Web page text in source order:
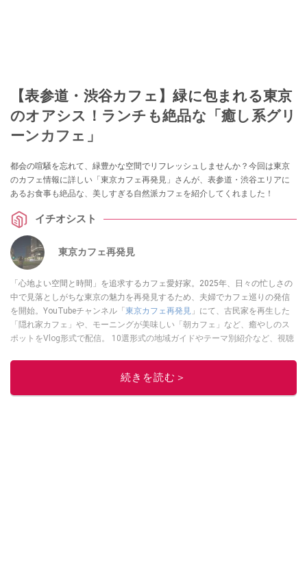
【表参道・渋谷カフェ】緑に包まれる東京
のオアシス！ランチも絶品な「癒し系グリ
ーンカフェ」
都会の喧騒を忘れて、緑豊かな空間でリフレッシュしませんか？今回は東京
のカフェ情報に詳しい「東京カフェ再発見」さんが、表参道・渋谷エリアに
あるお食事も絶品な、美しすぎる自然派カフェを紹介してくれました！
イチオシスト
東京カフェ再発見
「心地よい空間と時間」を追求するカフェ愛好家。2025年、日々の忙しさの
中で見落としがちな東京の魅力を再発見するため、夫婦でカフェ巡りの発信
を開始。YouTubeチャンネル「東京カフェ再発見 」にて、古民家を再生した
「隠れ家カフェ」や、モーニングが美味しい「朝カフェ」など、癒やしのス
ポットをVlog形式で配信。 10選形式の地域ガイドやテーマ別紹介など、視聴
このイチオシストの他の記事を読む
続きを読む＞